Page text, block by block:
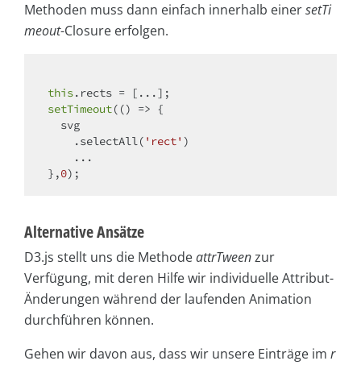
Methoden muss dann einfach innerhalb einersetTi
meout-Closure erfolgen.
this
setTimeout( () => {
    .selectAll(
'rect' )
},0
Alternative Ansätze
D3.js stellt uns die MethodeattrTweenzur
Verfügung, mit deren Hilfe wir individuelle Attribut-
Änderungen während der laufenden Animation
durchführen können.
Gehen wir davon aus, dass wir unsere Einträge im r